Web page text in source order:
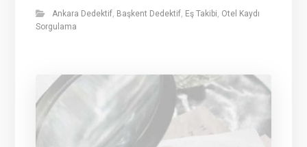
Ankara Dedektif, Başkent Dedektif, Eş Takibi, Otel Kaydı
Sorgulama